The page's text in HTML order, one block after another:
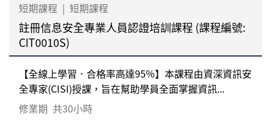
短期課程 | 短期課程
註冊信息安全專業人員認證培訓課程 (課程編號:
CIT0010S)
【全線上學習．合格率高達95%】本課程由資深資訊安
全專家(CISI)授課，旨在幫助學員全面掌握資訊...
修業期 共30小時